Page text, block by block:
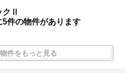
クⅡ
5件の物件があります
件をもっと見る